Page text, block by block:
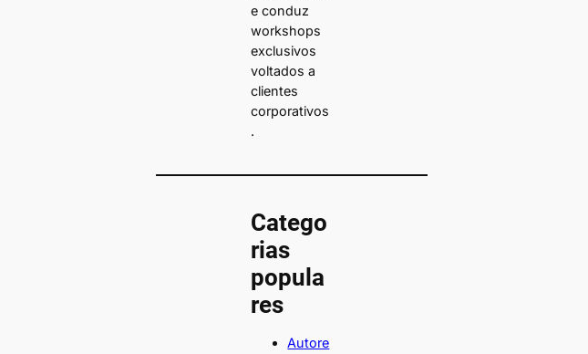
e conduz
workshops
exclusivos
voltados a
clientes
corporativos
.
Catego
rias
popula
res
Autore